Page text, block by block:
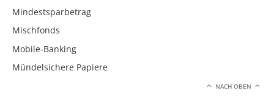
Mindestsparbetrag
Mischfonds
Mobile-Banking
Mündelsichere Papiere
NACH OBEN